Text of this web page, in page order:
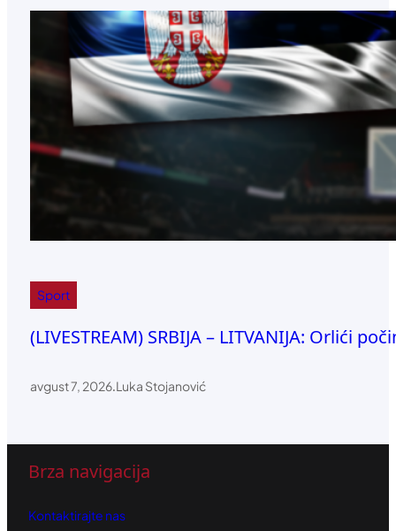
Sport
(LIVESTREAM) SRBIJA – LITVANIJA: Orlići
avgust 7, 2026.Luka Stojanović
Brza navigacija
Kontaktirajte nas